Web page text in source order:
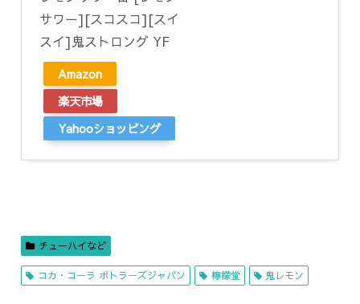
サワー][スコスコ][スイ
スイ]鬼ストロング YF
Amazon
楽天市場
Yahooショッピング
チューハイなど
コカ・コーラ ボトラーズジャパン 檸檬堂 鬼レモン